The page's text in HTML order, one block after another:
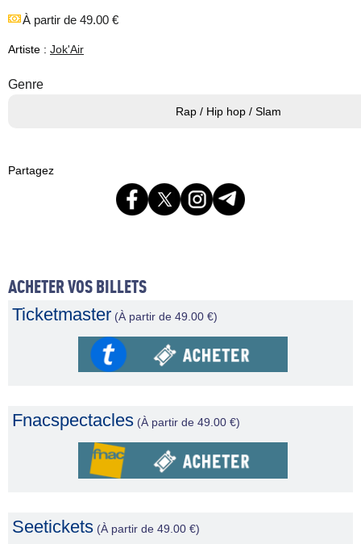
À partir de 49.00 €
Artiste : Jok'Air
Genre
Rap / Hip hop / Slam
Partagez
ACHETER VOS BILLETS
Ticketmaster (À partir de 49.00 €)
Fnacspectacles (À partir de 49.00 €)
Seetickets (À partir de 49.00 €)